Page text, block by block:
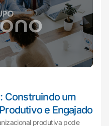
Construindo um
e Engajado
produtiva pode